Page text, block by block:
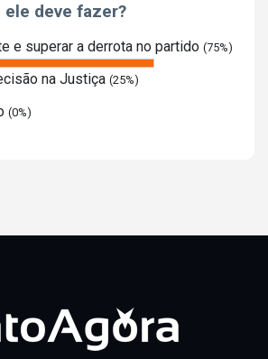
ele deve fazer?
e superar a derrota no partido (75%)
na Justiça (25%)
(0%)